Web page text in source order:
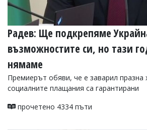
Радев: Ще подкрепяме
възможностите си, но тази
нямаме
Премиерът обяви, че е заварил празна
социалните плащания са гарантирани
прочетено 4334 пъти